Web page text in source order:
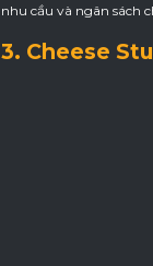
nhu cầu và ngân sách
3. Cheese